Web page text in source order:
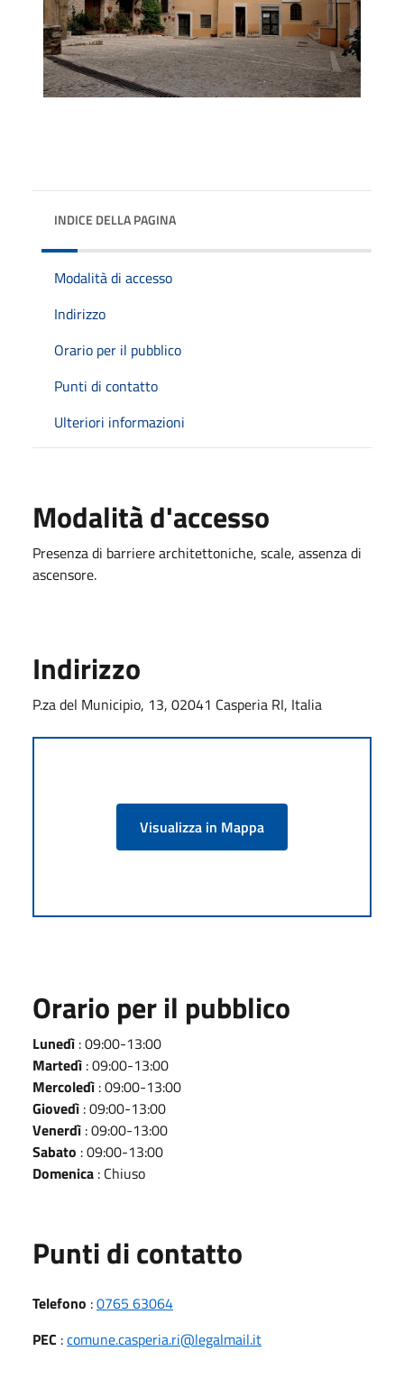
INDICE DELLA PAGINA
Modalità di accesso
Indirizzo
Orario per il pubblico
Punti di contatto
Ulteriori informazioni
Modalità d'accesso
Presenza di barriere architettoniche, scale, assenza di
ascensore.
Indirizzo
P.za del Municipio, 13, 02041 Casperia RI, Italia
Visualizza in Mappa
Orario per il pubblico
Lunedì : 09:00-13:00
Martedì : 09:00-13:00
Mercoledì : 09:00-13:00
Giovedì : 09:00-13:00
Venerdì : 09:00-13:00
Sabato : 09:00-13:00
Domenica : Chiuso
Punti di contatto
Telefono :0765 63064
PEC :comune.casperia.ri@legalmail.it